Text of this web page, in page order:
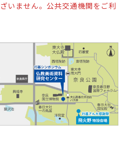
いません。公共交通機関をご利